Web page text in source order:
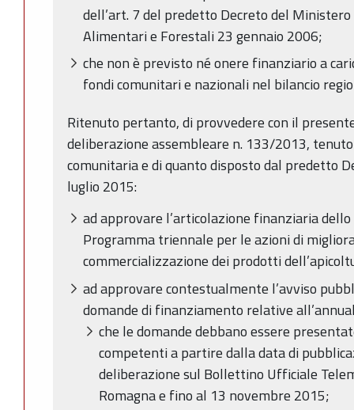
dell’art. 7 del predetto Decreto del
Alimentari e Forestali 23 gennaio 2006;
che non è previsto né onere finanziario a
fondi comunitari e nazionali nel bilancio
Ritenuto pertanto, di provvedere con il
deliberazione assembleare n. 133/2013,
comunitaria e di quanto disposto dal predetto
luglio 2015:
ad approvare l’articolazione finanziaria
Programma triennale per le azioni di
commercializzazione dei prodotti
ad approvare contestualmente l’avviso
domande di finanziamento relative
che le domande debbano essere
competenti a partire dalla data di
deliberazione sul Bollettino Ufficiale
Romagna e fino al 13 novembre 2015;